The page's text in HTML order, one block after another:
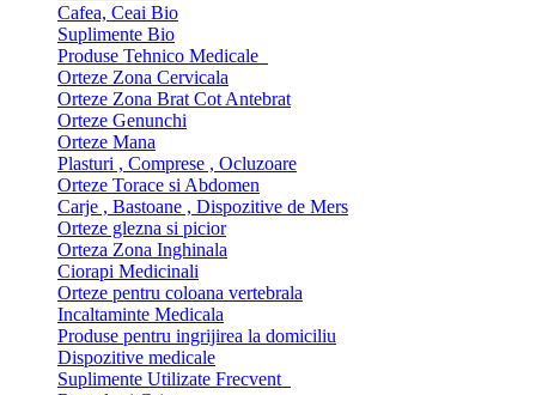
Cafea, Ceai Bio
Suplimente Bio
Produse Tehnico Medicale
Orteze Zona Cervicala
Orteze Zona Brat Cot Antebrat
Orteze Genunchi
Orteze Mana
Plasturi , Comprese , Ocluzoare
Orteze Torace si Abdomen
Carje , Bastoane , Dispozitive de Mers
Orteze glezna si picior
Orteza Zona Inghinala
Ciorapi Medicinali
Orteze pentru coloana vertebrala
Incaltaminte Medicala
Produse pentru ingrijirea la domiciliu
Dispozitive medicale
Suplimente Utilizate Frecvent